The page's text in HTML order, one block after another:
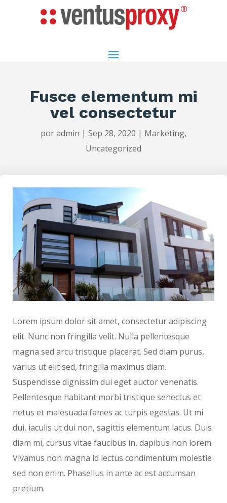
Fusce elementum mi
vel consectetur
poradmin | Sep 28, 2020 | Marketing,
Uncategorized
Lorem ipsum dolor sit amet, consectetur adipiscing
elit. Nunc non fringilla velit. Nulla pellentesque
magna sed arcu tristique placerat. Sed diam purus,
varius ut elit sed, fringilla maximus diam.
Suspendisse dignissim dui eget auctor venenatis.
Pellentesque habitant morbi tristique senectus et
netus et malesuada fames ac turpis egestas. Ut mi
dui, iaculis ut dui non, sagittis elementum lacus. Duis
diam mi, cursus vitae faucibus in, dapibus non lorem.
Vivamus non magna id lectus condimentum molestie
sed non enim. Phasellus in ante ac est accumsan
pretium.